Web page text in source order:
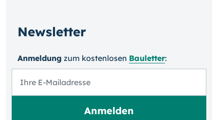
Newsletter
Anmeldung zum kosten­losen Bauletter: